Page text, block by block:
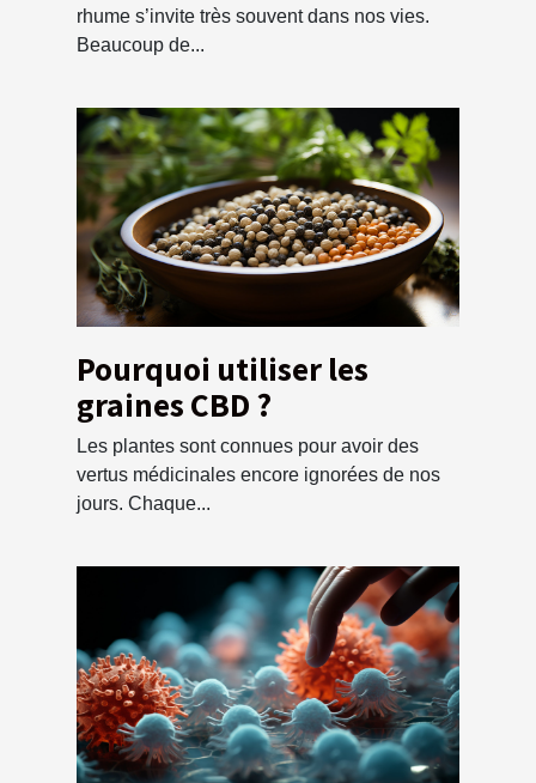
rhume s’invite très souvent dans nos vies.
Beaucoup de...
Pourquoi utiliser les
graines CBD ?
Les plantes sont connues pour avoir des
vertus médicinales encore ignorées de nos
jours. Chaque...